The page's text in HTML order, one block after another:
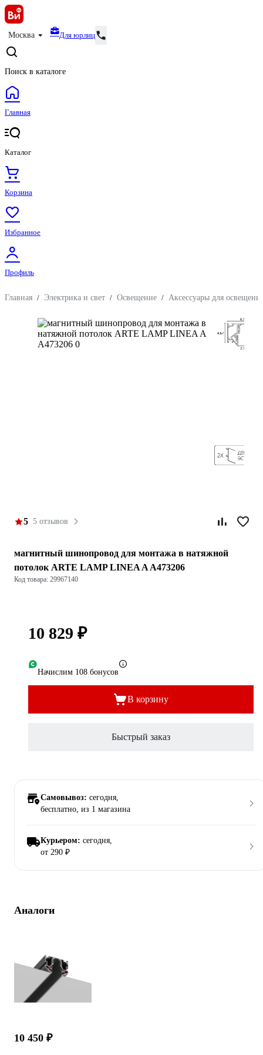
Москва Для юрлиц
Поиск в каталоге
Главная
Каталог
Корзина
Избранное
Профиль
Главная / Электрика и свет / Освещение / Аксессуары для
5 5 отзывов
магнитный шинопровод для монтажа в натяжной
потолок ARTE LAMP LINEA A A473206
Код товара: 29967140
10 829 ₽
Начислим 108 бонусов
В корзину
Быстрый заказ
Самовывоз: сегодня,
бесплатно, из 1 магазина
Курьером: сегодня,
от 290 ₽
Аналоги
10 450 ₽